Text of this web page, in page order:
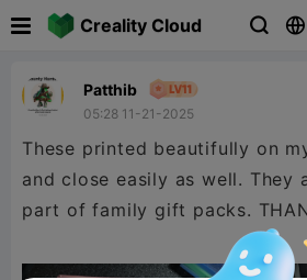
Creality Cloud  
Patthib
05:28 11-21-2025
These printed beautifully on
and close easily as well. They
part of family gift packs.